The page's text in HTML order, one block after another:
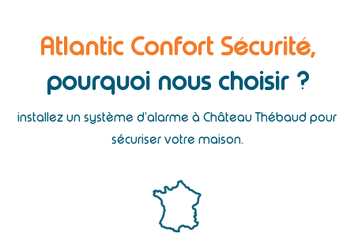
Atlantic Confort Sécurité,
pourquoi nous choisir ?
installez un système d’alarme à Château Thébaud pour
sécuriser votre maison.